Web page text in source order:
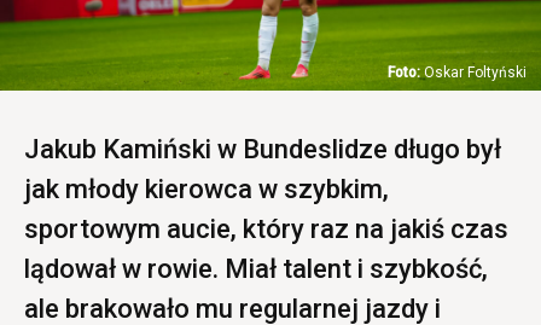
Oskar Foltyński
Jakub Kamiński w Bundeslidze długo był
jak młody kierowca w szybkim,
sportowym aucie, który raz na jakiś czas
lądował w rowie. Miał talent i szybkość,
ale brakowało mu regularnej jazdy i